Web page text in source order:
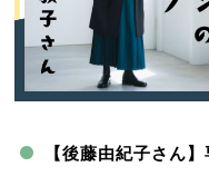
【後藤由紀子さん